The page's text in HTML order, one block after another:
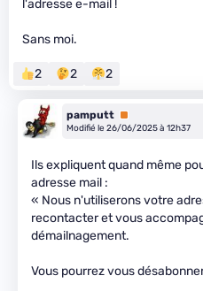
l'adresse e-mail !
Sans moi.
2 2 2
pamputt Premium
Modifié le 26/06/2025 à 12h37
Ils expliquent quand même
adresse mail :
« Nous n'utiliserons votre
recontacter et vous
démailnagement.
Vous pourrez vous